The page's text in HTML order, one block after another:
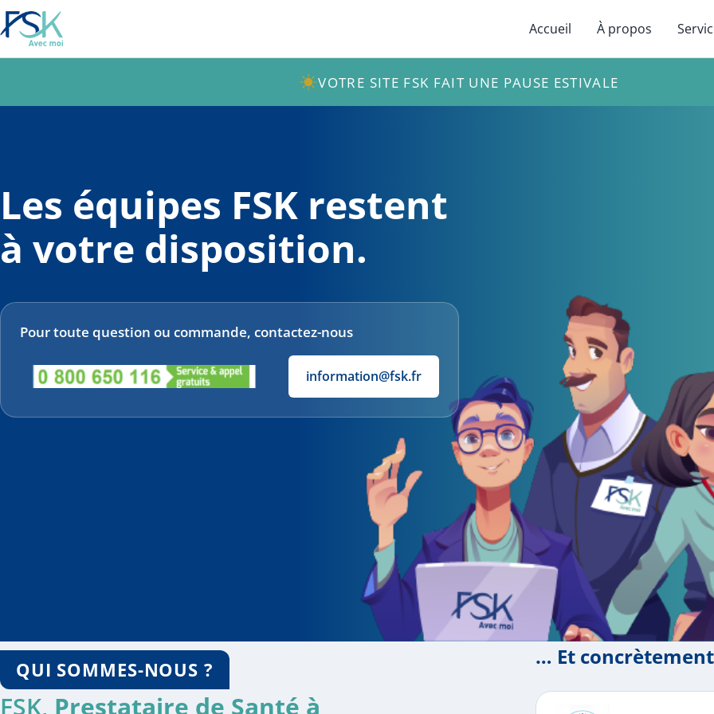
Accueil À propos
VOTRE SITE FSK FAIT UNE PAUSE ESTIVALE
Les équipes FSK restent
à votre disposition.
Pour toute question ou commande, contactez-nous
information@fsk.fr
QUI SOMMES-NOUS ?
FSK, Prestataire de Santé à
… Et